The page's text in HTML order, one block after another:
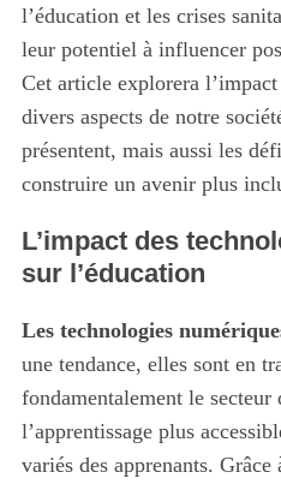
l’éducation et les crises
leur potentiel à influencer
Cet article explorera
divers aspects de notre
présentent, mais aussi les
construire un avenir plus
L’impact des
sur l’éducation
Les technologies
une tendance, elles sont en
fondamentalement le secteur
l’apprentissage plus
variés des apprenants. Grâce